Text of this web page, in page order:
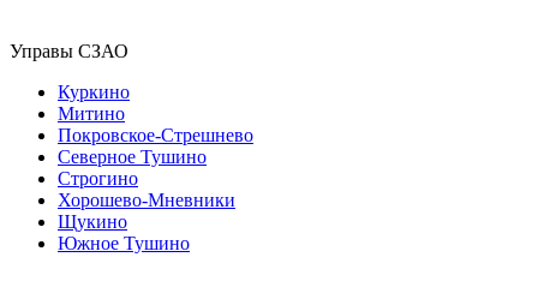
Управы СЗАО
Куркино
Митино
Покровское-Стрешнево
Северное Тушино
Строгино
Хорошево-Мневники
Щукино
Южное Тушино